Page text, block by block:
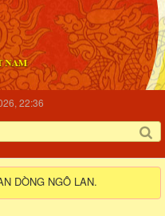
22:36
DÒNG NGÔ LAN.